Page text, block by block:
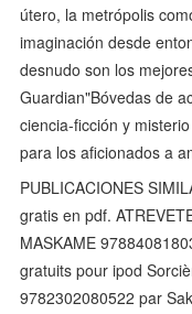
útero, la metrópolis
imaginación desde
desnudo son los
Guardian"Bóvedas de
ciencia-ficción y
para los aficionados a
PUBLICACIONES
gratis en pdf.
MASKAME
gratuits pour ipod
9782302080522 par